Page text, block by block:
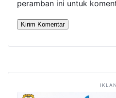
peramban ini untuk
IKLAN